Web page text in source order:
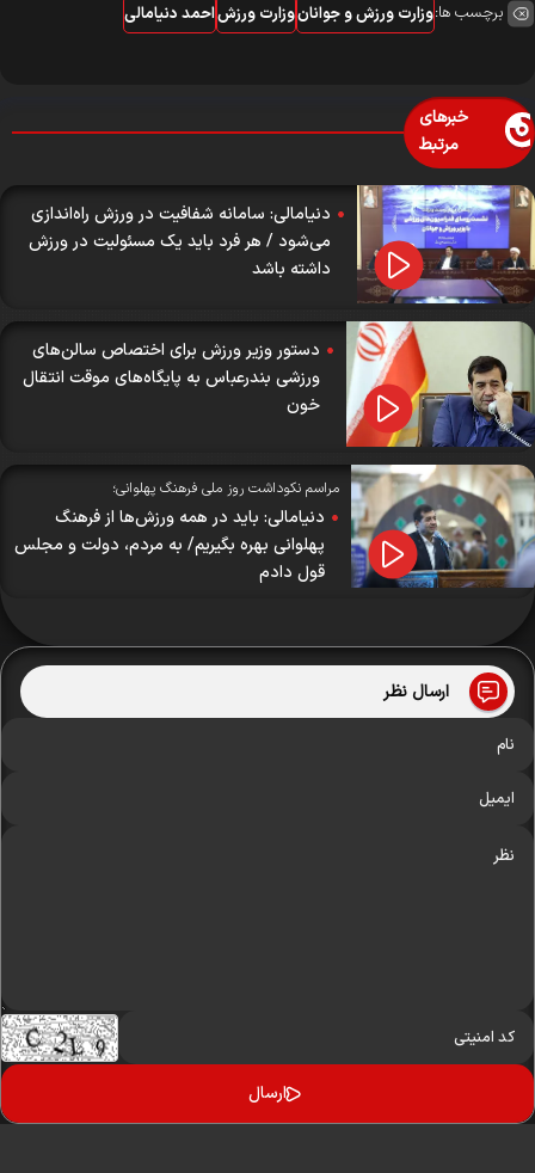
برچسب ها:وزارت ورزش و جوانانوزارت ورزشاحمد دنیامالی
خبرهای
مرتبط
دنیامالی: سامانه شفافیت در ورزش راه‌اندازی
می‌شود / هر فرد باید یک مسئولیت در ورزش
داشته باشد
دستور وزیر ورزش برای اختصاص سالن‌های
ورزشی بندرعباس به پایگاه‌های موقت انتقال
خون
مراسم نکوداشت روز ملی فرهنگ پهلوانی؛
دنیامالی: باید در همه ورزش‌ها از فرهنگ
پهلوانی بهره بگیریم/ به مردم، دولت و مجلس
قول دادم
ارسال نظر